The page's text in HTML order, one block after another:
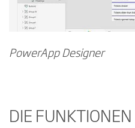
PowerApp Designer
DIE